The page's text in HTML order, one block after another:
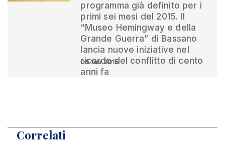
programma già definito per i
primi sei mesi del 2015. Il
“Museo Hemingway e della
Grande Guerra” di Bassano
lancia nuove iniziative nel
ricordo del conflitto di cento
anni fa
05 feb 2015
Correlati